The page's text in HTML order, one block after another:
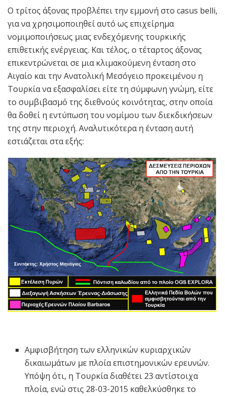
Ο τρίτος άξονας προβλέπει την εμμονή στο casus belli,
για να χρησιμοποιηθεί αυτό ως επιχείρημα
νομιμοποιήσεως μιας ενδεχόμενης τουρκικής
επιθετικής ενέργειας. Και τέλος, ο τέταρτος άξονας
επικεντρώνεται σε μια κλιμακούμενη ένταση στο
Αιγαίο και την Ανατολική Μεσόγειο προκειμένου η
Τουρκία να εξασφαλίσει είτε τη σύμφωνη γνώμη, είτε
το συμβιβασμό της διεθνούς κοινότητας, στην οποία
θα δοθεί η εντύπωση του νομίμου των διεκδικήσεων
της στην περιοχή. Αναλυτικότερα η ένταση αυτή
εστιάζεται στα εξής:
Αμφισβήτηση των ελληνικών κυριαρχικών
δικαιωμάτων με πλοία επιστημονικών ερευνών.
Υπόψη ότι, η Τουρκία διαθέτει 23 αντίστοιχα
πλοία, ενώ στις 28-03-2015 καθελκύσθηκε το